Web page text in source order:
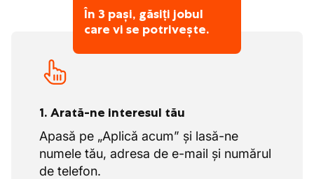
În 3 pași, găsiți jobul
care vi se potrivește.
1. Arată-ne interesul tău
Apasă pe „Aplică acum” și lasă-ne
numele tău, adresa de e-mail și numărul
de telefon.